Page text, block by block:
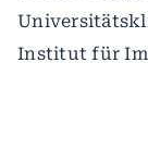
Institut für